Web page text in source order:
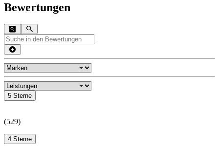
Bewertungen
5 Sterne
(529)
4 Sterne